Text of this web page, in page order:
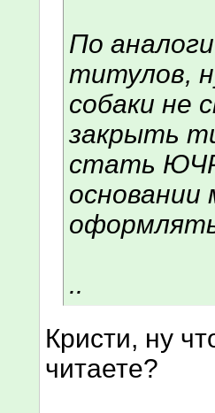
По
титулов,
собаки не
закрыть
стать
..
Кристи, ну
читаете?